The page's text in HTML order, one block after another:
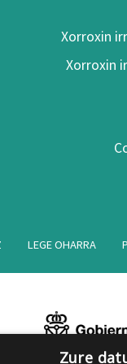
Xorroxin
Xorroxin
LEGE OHARRA
Zure